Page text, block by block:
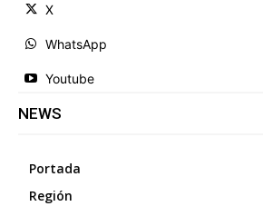
X
WhatsApp
Youtube
NEWS
Portada
Región